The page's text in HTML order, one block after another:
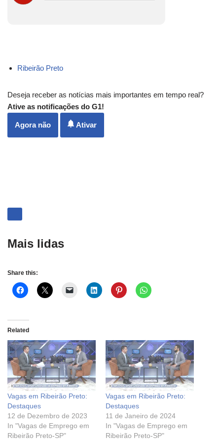
Ribeirão Preto
Deseja receber as notícias mais importantes em tempo real?
Ative as notificações do G1!
Agora não Ativar
Mais lidas
Share this:
Related
Vagas em Ribeirão Preto:
Destaques
12 de Dezembro de 2023
In "Vagas de Emprego em
Ribeirão Preto-SP"
Vagas em Ribeirão Preto:
Destaques
11 de Janeiro de 2024
In "Vagas de Emprego em
Ribeirão Preto-SP"